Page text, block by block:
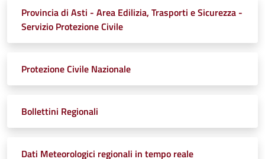
Provincia di Asti - Area Edilizia, Trasporti e Sicurezza -
Servizio Protezione Civile
Protezione Civile Nazionale
Bollettini Regionali
Dati Meteorologici regionali in tempo reale